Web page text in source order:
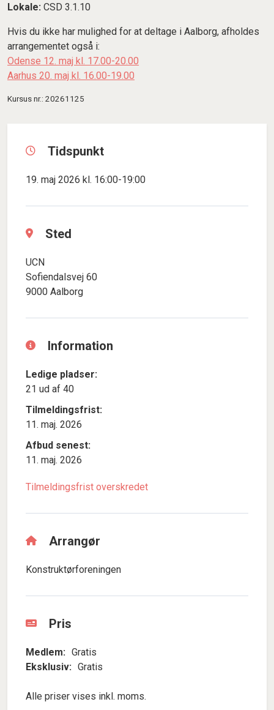
Lokale: CSD 3.1.10
Hvis du ikke har mulighed for at deltage i Aalborg, afholdes
arrangementet også i:
Odense 12. maj kl. 17.00-20.00
Aarhus 20. maj kl. 16.00-19.00
Kursus nr.: 20261125
Tidspunkt
19. maj 2026 kl. 16:00-19:00
Sted
UCN
Sofiendalsvej 60
9000 Aalborg
Information
Ledige pladser:
21 ud af 40
Tilmeldingsfrist:
11. maj. 2026
Afbud senest:
11. maj. 2026
Tilmeldingsfrist overskredet
Arrangør
Konstruktørforeningen
Pris
Medlem: Gratis
Eksklusiv: Gratis
Alle priser vises inkl. moms.